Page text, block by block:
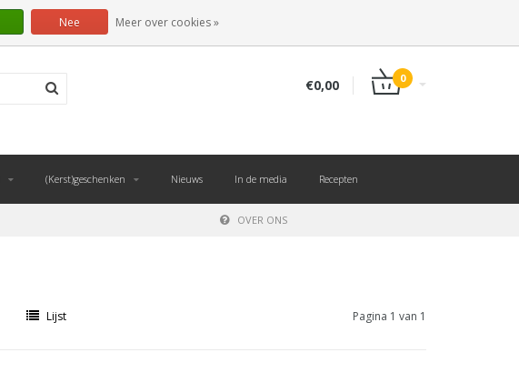
NL
€0,00 0
(Kerst)geschenken Nieuws In de media Recepten
OVER ONS
Lijst Pagina 1 van 1
Nee Meer over cookies »